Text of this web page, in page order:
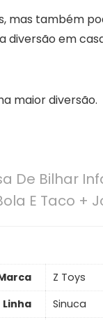
mas também
diversão em
maior diversão.
De Bilhar
E Taco +
Z Toys
Linha
Sinuca